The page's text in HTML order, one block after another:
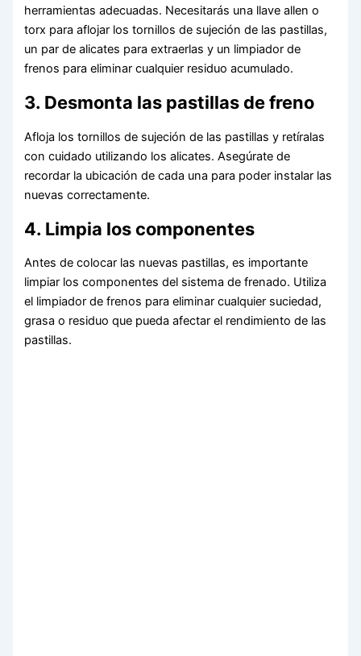
herramientas adecuadas. Necesitarás una llave allen o
torx para aflojar los tornillos de sujeción de las pastillas,
un par de alicates para extraerlas y un limpiador de
frenos para eliminar cualquier residuo acumulado.
3. Desmonta las pastillas de freno
Afloja los tornillos de sujeción de las pastillas y retíralas
con cuidado utilizando los alicates. Asegúrate de
recordar la ubicación de cada una para poder instalar las
nuevas correctamente.
4. Limpia los componentes
Antes de colocar las nuevas pastillas, es importante
limpiar los componentes del sistema de frenado. Utiliza
el limpiador de frenos para eliminar cualquier suciedad,
grasa o residuo que pueda afectar el rendimiento de las
pastillas.